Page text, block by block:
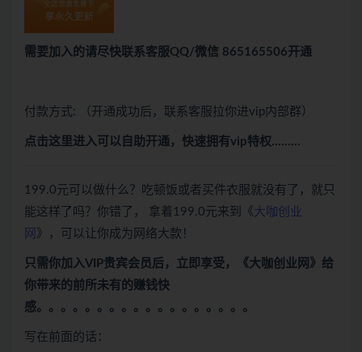
需要加入的请尽快联系客服QQ/微信 865165506开通
付款方式: （开通成功后，联系客服拉你进vip内部群）
点击这里进入可以自助开通，快速拥有vip特权………
199.0元可以做什么？吃顿饭或者买件衣服就没有了，就只
能这样了吗？你错了， 拿着199.0元来到《大咖创业
网 》，可以让你成为网络大款！
只需你加入VIP贵宾会员后，立即享受， 《大咖创业网 》 给
你带来的前所未有的赚钱快
感。。。。。。。。。。。。。。。。。。
写在前面的话：